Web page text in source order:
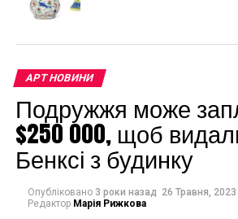
историк
Стэйнтон,
также
авторство
выступая на
BBC.
АРТ НОВИНИ
Подружжя може
$250 000, щоб
Бенксі з будинку
Опубліковано 3 роки назад 26 Травня, 2023
Редактор Марія Рижкова